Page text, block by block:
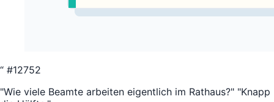
“ #12752
"Wie viele Beamte arbeiten eigentlich im Rathaus?" "Knapp